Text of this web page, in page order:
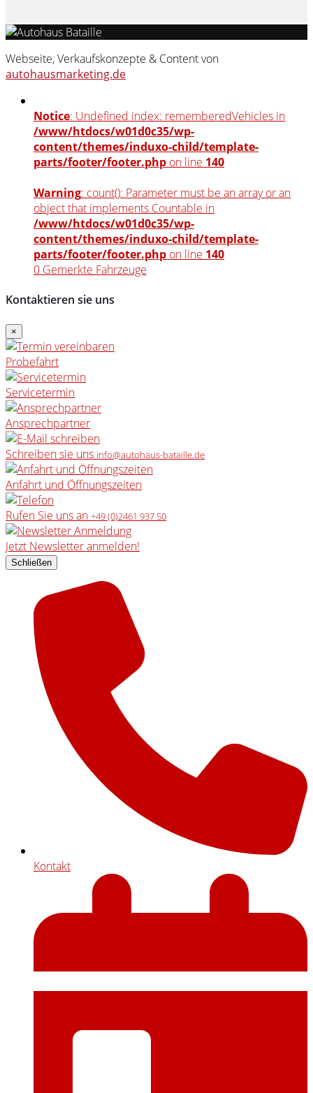
Webseite, Verkaufskonzepte & Content von
autohausmarketing.de
Notice: Undefined index: rememberedVehicles in
/www/htdocs/w01d0c35/wp-
content/themes/induxo-child/template-
parts/footer/footer.php on line 140
Warning: count(): Parameter must be an array or an
object that implements Countable in
/www/htdocs/w01d0c35/wp-
content/themes/induxo-child/template-
parts/footer/footer.php on line 140
0 Gemerkte Fahrzeuge
Kontaktieren sie uns
×
Probefahrt
Servicetermin
Ansprechpartner
Schreiben sie uns info@autohaus-bataille.de
Anfahrt und Öffnungszeiten
Rufen Sie uns an +49 (0)2461 937 50
Jetzt Newsletter anmelden!
Schließen
Kontakt